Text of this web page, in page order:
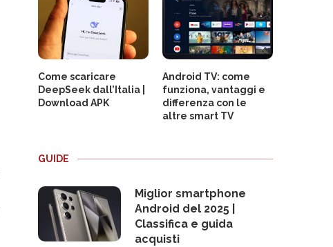
Come scaricare
DeepSeek dall’Italia |
Download APK
Android TV: come
funziona, vantaggi e
differenza con le
altre smart TV
GUIDE
Miglior smartphone
Android del 2025 |
Classifica e guida
acquisti